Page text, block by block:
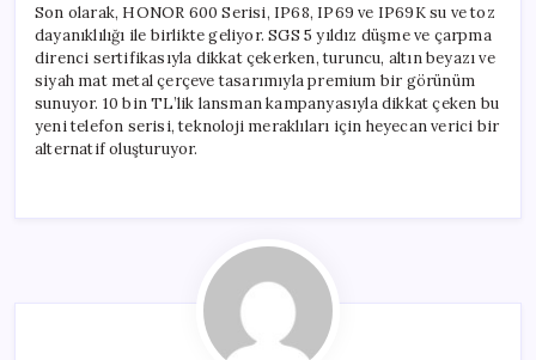
Son olarak, HONOR 600 Serisi, IP68, IP69 ve IP69K su ve toz
dayanıklılığı ile birlikte geliyor. SGS 5 yıldız düşme ve çarpma
direnci sertifikasıyla dikkat çekerken, turuncu, altın beyazı ve
siyah mat metal çerçeve tasarımıyla premium bir görünüm
sunuyor. 10 bin TL’lik lansman kampanyasıyla dikkat çeken bu
yeni telefon serisi, teknoloji meraklıları için heyecan verici bir
alternatif oluşturuyor.